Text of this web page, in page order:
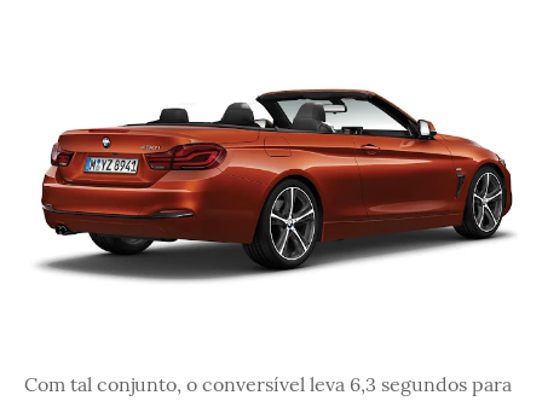
Com tal conjunto, o conversível leva 6,3 segundos para